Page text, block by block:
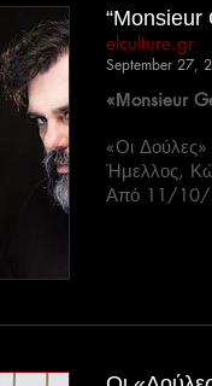
“Monsieur
elculture.gr
September 27,
«Μonsieur
«Οι Δούλες»
Ήμελλος,
Από 11/10/